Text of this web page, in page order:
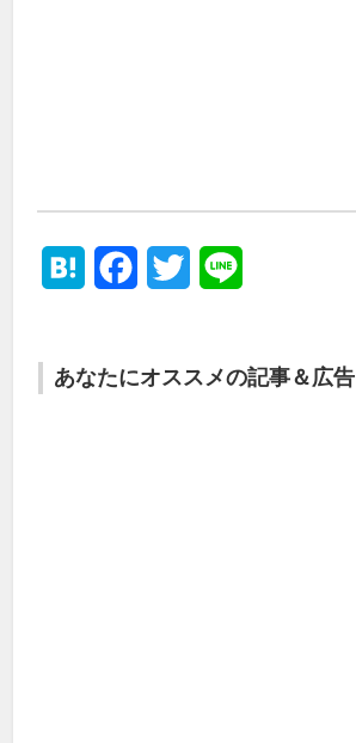
Hatena Facebook
Twitter
あなたにオススメの記事＆広告